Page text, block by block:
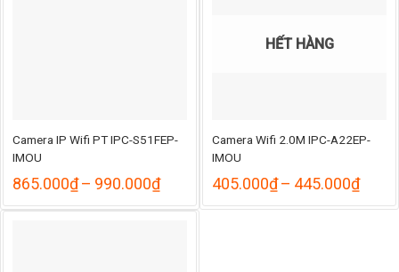
Camera IP Wifi PT IPC-S51FEP-
IMOU
865.000₫– 990.000₫Khoảng
từ
HẾT HÀNG
Camera Wifi 2.0M IPC-A22EP-
IMOU
405.000₫– 445.000₫
từ